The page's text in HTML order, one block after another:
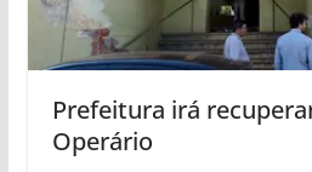
Prefeitura irá
Operário